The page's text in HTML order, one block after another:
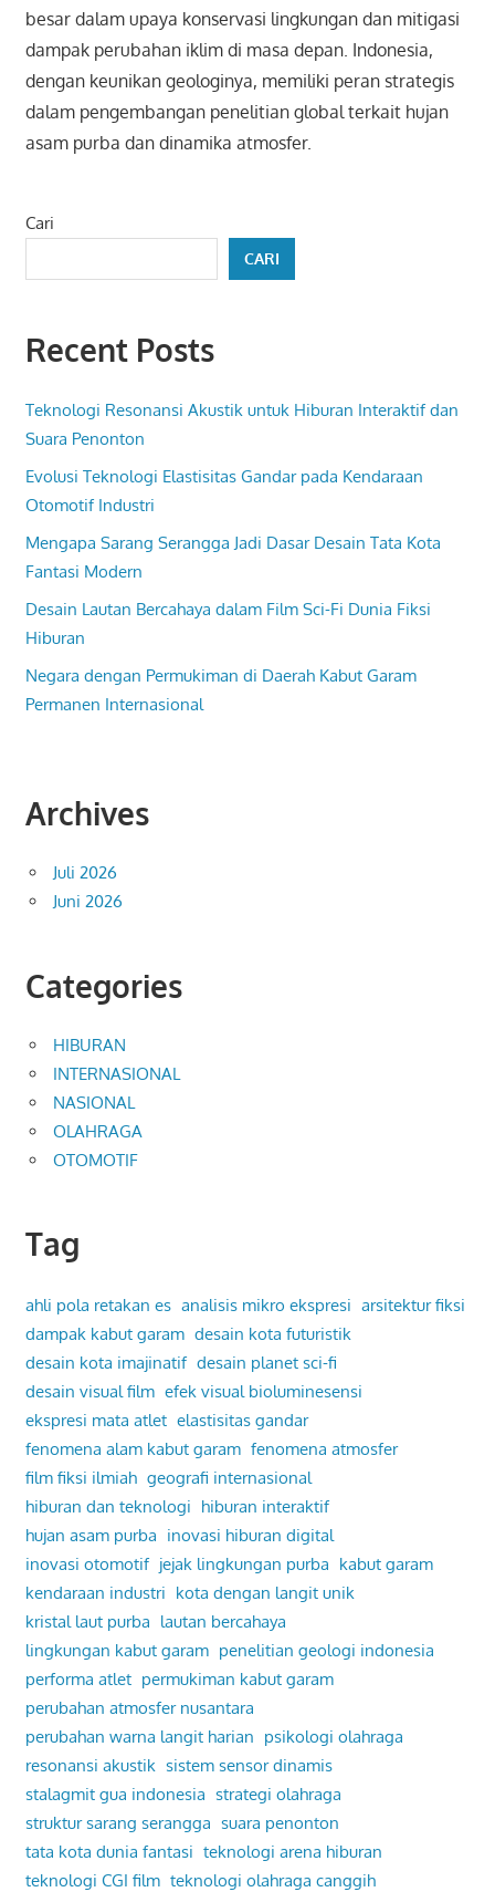
besar dalam upaya konservasi lingkungan dan mitigasi
dampak perubahan iklim di masa depan. Indonesia,
dengan keunikan geologinya, memiliki peran strategis
dalam pengembangan penelitian global terkait hujan
asam purba dan dinamika atmosfer.
Cari
CARI
Recent Posts
Teknologi Resonansi Akustik untuk Hiburan Interaktif dan
Suara Penonton
Evolusi Teknologi Elastisitas Gandar pada Kendaraan
Otomotif Industri
Mengapa Sarang Serangga Jadi Dasar Desain Tata Kota
Fantasi Modern
Desain Lautan Bercahaya dalam Film Sci-Fi Dunia Fiksi
Hiburan
Negara dengan Permukiman di Daerah Kabut Garam
Permanen Internasional
Archives
Juli 2026
Juni 2026
Categories
HIBURAN
INTERNASIONAL
NASIONAL
OLAHRAGA
OTOMOTIF
Tag
ahli pola retakan es analisis mikro ekspresi arsitektur fiksi
dampak kabut garam desain kota futuristik
desain kota imajinatif desain planet sci-fi
desain visual film efek visual bioluminesensi
ekspresi mata atlet elastisitas gandar
fenomena alam kabut garam fenomena atmosfer
film fiksi ilmiah geografi internasional
hiburan dan teknologi hiburan interaktif
hujan asam purba inovasi hiburan digital
inovasi otomotif jejak lingkungan purba kabut garam
kendaraan industri kota dengan langit unik
kristal laut purba lautan bercahaya
lingkungan kabut garam penelitian geologi indonesia
performa atlet permukiman kabut garam
perubahan atmosfer nusantara
perubahan warna langit harian psikologi olahraga
resonansi akustik sistem sensor dinamis
stalagmit gua indonesia strategi olahraga
struktur sarang serangga suara penonton
tata kota dunia fantasi teknologi arena hiburan
teknologi CGI film teknologi olahraga canggih